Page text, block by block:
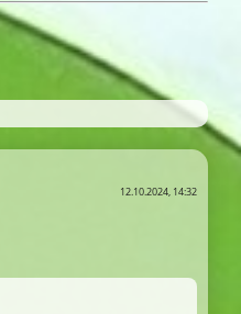
12.10.2024, 14:32